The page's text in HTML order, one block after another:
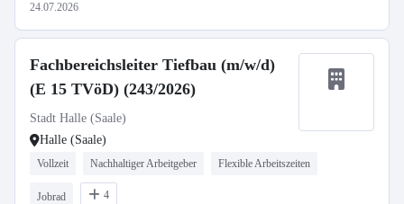
24.07.2026
Fachbereichsleiter Tiefbau (m/w/d)
(E 15 TVöD) (243/2026)
Stadt Halle (Saale)
Halle (Saale)
Vollzeit Nachhaltiger Arbeitgeber Flexible Arbeitszeiten
Jobrad 4